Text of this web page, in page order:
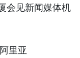
会见新闻媒体机
里亚